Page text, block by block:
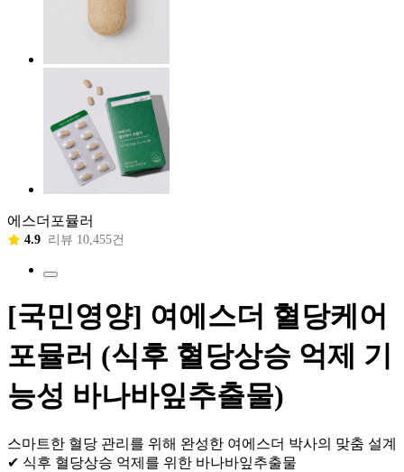
에스더포뮬러
4.9 리뷰 10,455건
[국민영양] 여에스더 혈당케어
포뮬러 (식후 혈당상승 억제 기
능성 바나바잎추출물)
스마트한 혈당 관리를 위해 완성한 여에스더 박사의 맞춤 설계
✔ 식후 혈당상승 억제를 위한 바나바잎추출물